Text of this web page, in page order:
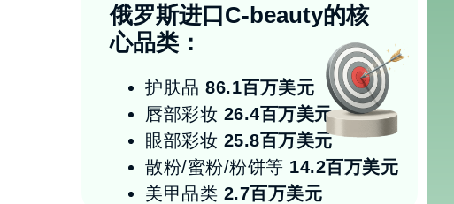
俄罗斯进口C-beauty的核
心品类 ：
护肤品 86.1百万美元
唇部彩妆 26.4百万美元
眼部彩妆 25.8百万美元
散粉/蜜粉/粉饼等 14.2百万美元
美甲品类 2.7百万美元